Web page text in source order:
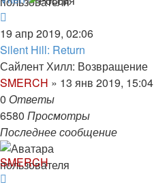
19 апр 2019, 02:06
Silent Hill: Return
Сайлент Хилл: Возвращение
SMERCH » 13 янв 2019, 15:04
0 Ответы
6580 Просмотры
Последнее сообщение
SMERCH